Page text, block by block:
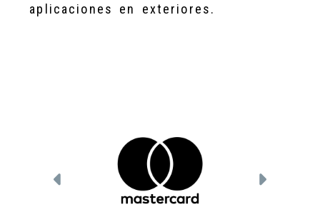
aplicaciones en exteriores.
Anterior